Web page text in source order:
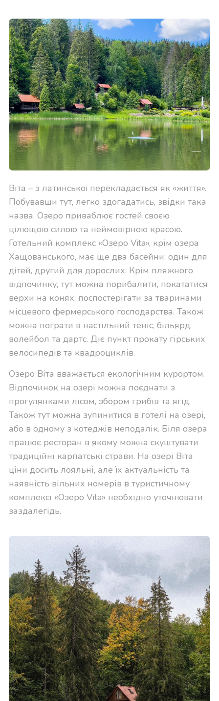
Віта – з латинської перекладається як «життя».
Побувавши тут, легко здогадатись, звідки така
назва. Озеро приваблює гостей своєю
цілющою силою та неймовірною красою.
Готельний комплекс «Озеро Vita», крім озера
Хащованського, має ще два басейни: один для
дітей, другий для дорослих. Крім пляжного
відпочинку, тут можна порибалити, покататися
верхи на конях, поспостерігати за тваринами
місцевого фермерського господарства. Також
можна пограти в настільний теніс, більярд,
волейбол та дартс. Діє пункт прокату гірських
велосипедів та квадроциклів.
Озеро Віта вважається екологічним курортом.
Відпочинок на озері можна поєднати з
прогулянками лісом, збором грибів та ягід.
Також тут можна зупинитися в готелі на озері,
або в одному з котеджів неподалік. Біля озера
працює ресторан в якому можна скуштувати
традиційні карпатські страви. На озері Віта
ціни досить лояльні, але їх актуальність та
наявність вільних номерів в туристичному
комплексі «Озеро Vita» необхідно уточнювати
заздалегідь.